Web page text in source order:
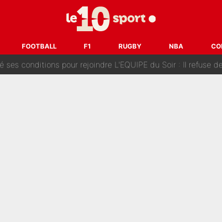
FOOTBALL F1 RUGBY NBA
Voice Kids : Contacté par Matt Pokora, Kylian Mbappé a
terminé, DAZN a fait son choix pour Benjamin Da Silva et
conditions pour rejoindre L'EQUIPE du Soir : Il refuse de faire